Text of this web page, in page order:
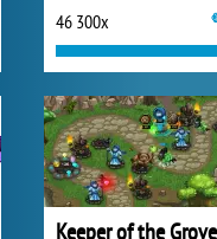
46 300x
Keeper of the